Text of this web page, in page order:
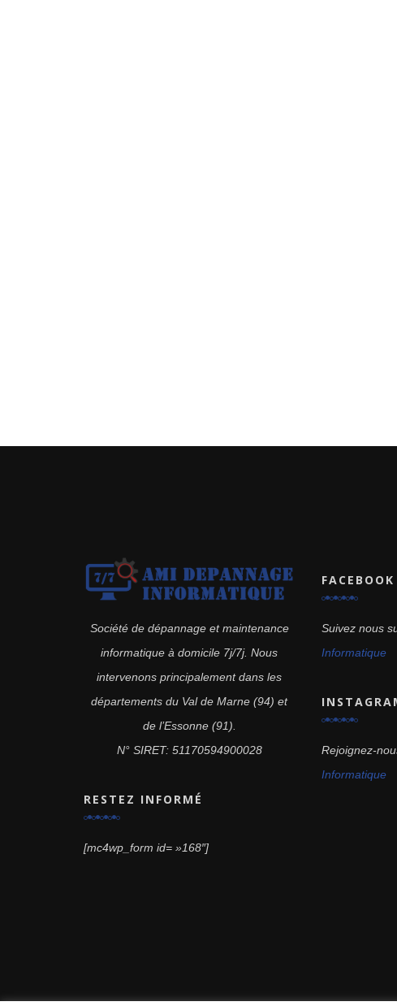
Société de dépannage et maintenance
informatique à domicile 7j/7j. Nous
intervenons principalement dans les
départements du Val de Marne (94) et
de l’Essonne (91).
N° SIRET: 51170594900028
RESTEZ INFORMÉ
[mc4wp_form id= »168″]
FACEBOOK
Suivez nous
Informatique
Rejoignez-
Informatique